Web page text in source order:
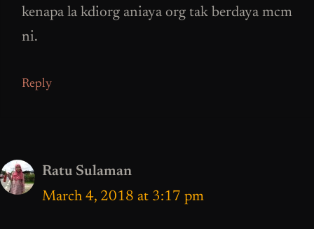
kenapa la kdiorg aniaya org tak berdaya mcm
ni.
Reply
Ratu Sulaman
March 4, 2018 at 3:17 pm